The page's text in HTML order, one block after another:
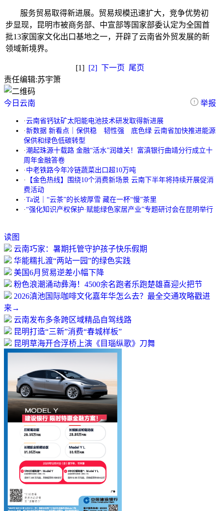
服务贸易取得新进展。贸易规模迅速扩大，竞争优势初
步显现，昆明市被商务部、中宣部等国家部委认定为全国首
批13家国家文化出口基地之一，开辟了云南省外贸发展的新
领域新境界。
[1] [2] 下一页 尾页
责任编辑:苏宇箫
今日云南 举报
·云南省钙钛矿太阳能电池技术研发取得新进展
·新数据 新看点｜保供稳 韧性强 底色绿 云南省加快推进能源
保供和绿色低碳转型
·潮起珠源十载路 金融“活水”润雄关！富滇银行曲靖分行成立十
周年金融答卷
· 中老铁路今年冷链蔬菜出口超10万吨
·
【金色热线】围绕10个消费新场景 云南下半年将持续开展促消
费活动
·Ta说｜“云茶”的长坡厚雪 藏在一杯“慢”茶里
·“强化知识产权保护·赋能绿色家居产业”专题研讨会在昆明举行
读图
云南巧家：暑期托管守护孩子快乐假期
华能糯扎渡“两站一园”的绿色实践
美国6月贸易逆差小幅下降
粉色浪潮涌动彝海！4500余名跑者乐跑楚雄喜迎火把节
2026滇池国际咖啡文化嘉年华怎么去？最全交通攻略戳进
来→
云南发布多条跨区域精品自驾线路
昆明打造“三新”消费“春城样板”
昆明草海开合浮桥上演《目瑙纵歌》刀舞